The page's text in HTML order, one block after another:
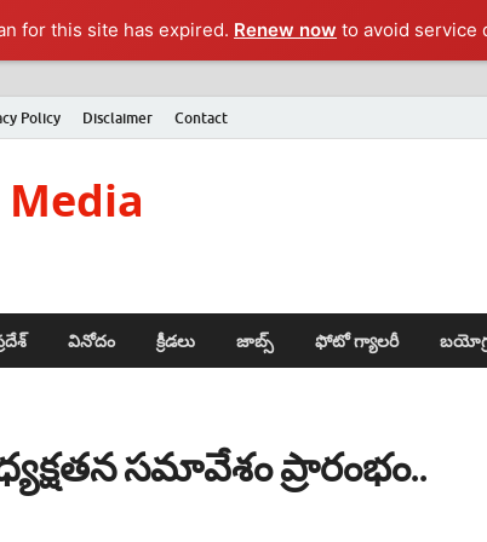
for this site has expired. Renew now to avoid service
Policy Disclaimer Contact
Media
వినోదం క్రీడలు జాబ్స్ ఫోటో గ్యాలరీ
సమావేశం ప్రారంభం..